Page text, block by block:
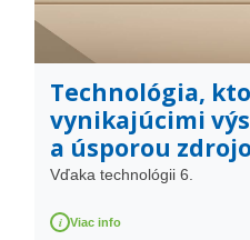
Technológia,
vynikajúcimi
a úsporou
Vďaka technológii 6.
i Viac info